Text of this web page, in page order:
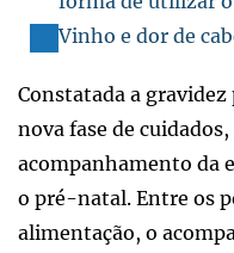
Vinho e dor de
Constatada a
nova fase de
acompanhamento da
o pré-natal. Entre os
alimentação, o